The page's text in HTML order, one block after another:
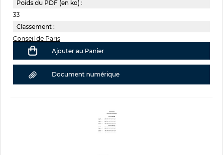
Poids du PDF (en ko) :
33
Classement :
Conseil de Paris
Ajouter au Panier
Document numérique